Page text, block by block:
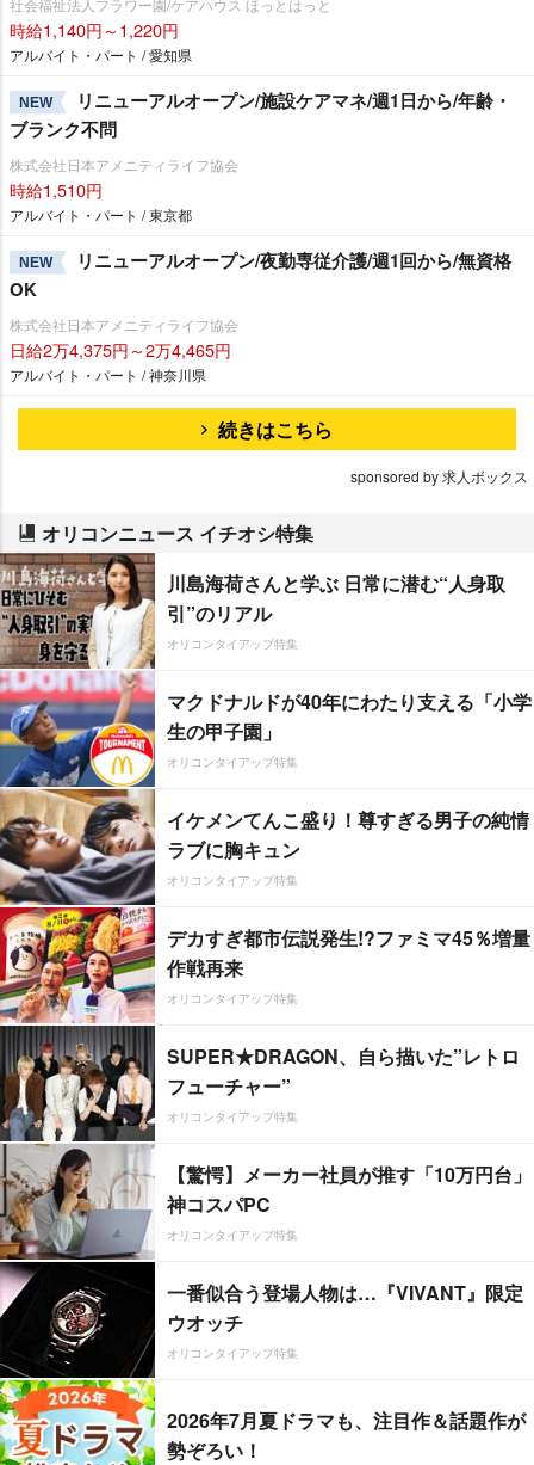
時給1,140円～1,220円
アルバイト・パート / 愛知県
NEW
リニューアルオープン/施設ケアマネ/週1日から/年齢・
ブランク不問
株式会社日本アメニティライフ協会
時給1,510円
アルバイト・パート / 東京都
NEW
リニューアルオープン/夜勤専従介護/週1回から/無資格
OK
株式会社日本アメニティライフ協会
日給2万4,375円～2万4,465円
アルバイト・パート / 神奈川県
続きはこちら
sponsored by 求人ボックス
オリコンニュース イチオシ特集
川島海荷さんと学ぶ 日常に潜む“人身取
引”のリアル
オリコンタイアップ特集
マクドナルドが40年にわたり支える「小学
生の甲子園」
オリコンタイアップ特集
イケメンてんこ盛り！尊すぎる男子の純情
ラブに胸キュン
オリコンタイアップ特集
デカすぎ都市伝説発生!?ファミマ45％増量
作戦再来
オリコンタイアップ特集
SUPER★DRAGON、自ら描いた”レトロ
フューチャー”
オリコンタイアップ特集
【驚愕】メーカー社員が推す「10万円台」
神コスパPC
オリコンタイアップ特集
一番似合う登場人物は…『VIVANT』限定
ウオッチ
オリコンタイアップ特集
2026年7月夏ドラマも、注目作＆話題作が
勢ぞろい！